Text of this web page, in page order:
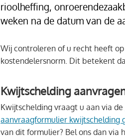
rioolheffing,
weken na de datum van de
Wij controleren of u recht heeft
kostendelersnorm. Dit betekent
Kwijtschelding
Kwijtschelding vraagt u aan via de
aanvraagformulier kwijtschelding
van dit formulier? Bel ons dan via